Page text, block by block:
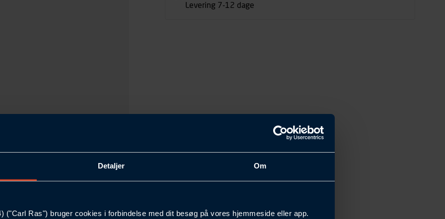
Detaljer Om
("Carl Ras") bruger cookies i forbindelse med dit besøg på vores hjemmeside eller app.
Levering 7-12 dage